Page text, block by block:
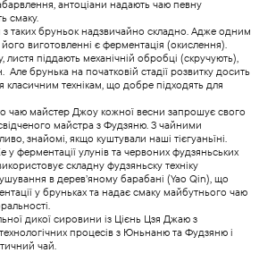
антоціани надають чаю певну
смаку.
таких бруньок надзвичайно складно. Адже одним
виготовленні є ферментація (окислення).
листя піддають механічній обробці (скручують),
Але брунька на початковій стадії розвитку досить
класичним технікам, що добре підходять для
чаю майстер Джоу кожної весни запрошує свого
майстра з Фудзяню. З чайними
знайомі, якщо куштували наші тієгуаньїні.
у ферментації улунів та червоних фудзяньських
складну фудзяньску техніку
в дерев’яному барабані (Yao Qin), що
у бруньках та надає смаку майбутнього чаю
дикої сировини із Цієнь Цзя Джаю з
процесів з Юньнаню та Фудзяню і
чай.